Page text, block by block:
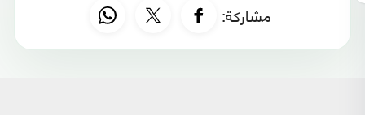
مشاركة: